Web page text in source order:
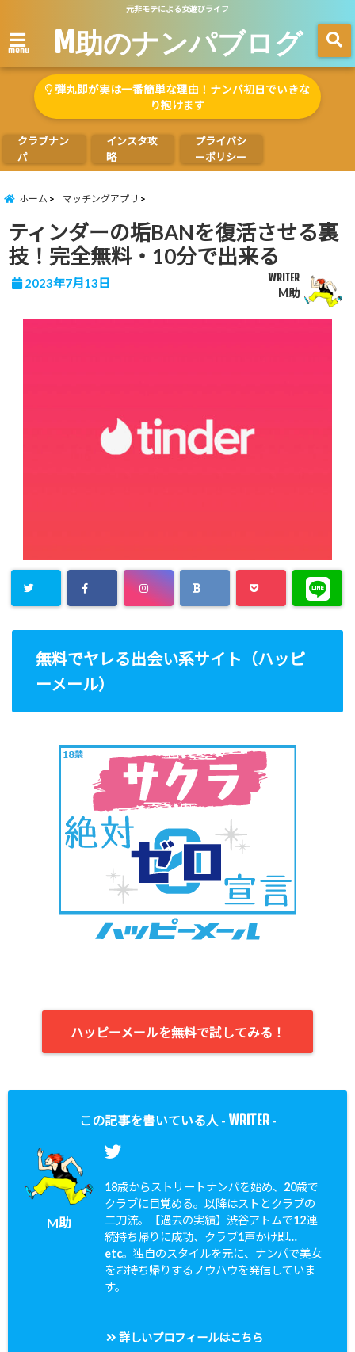
元非モテによる女遊びライフ
menu M助のナンパブログ
弾丸即が実は一番簡単な理由！ナンパ初日でいきな
り抱けます
クラブナン
パ
インスタ攻
略
プライバシ
ーポリシー
ホーム マッチングアプリ
ティンダーの垢BANを復活させる裏
技！完全無料・10分で出来る
2023年7月13日 WRITER
M助
無料でヤレる出会い系サイト（ハッピ
ーメール）
ハッピーメールを無料で試してみる！
この記事を書いている人 - WRITER-
M助
18歳からストリートナンパを始め、20歳で
クラブに目覚める。以降はストとクラブの
二刀流。【過去の実績】渋谷アトムで12連
続持ち帰りに成功、クラブ1声かけ即…
etc。独自のスタイルを元に、ナンパで美女
をお持ち帰りするノウハウを発信していま
す。
詳しいプロフィールはこちら